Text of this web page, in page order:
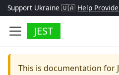
Support Ukraine 🇺🇦 Help
JEST
This is documentation for